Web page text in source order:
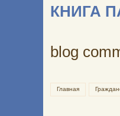
КНИГА
blog
Главная